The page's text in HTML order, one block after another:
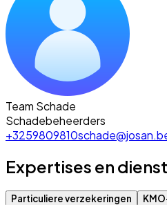
Team Schade
Schadebeheerders
+3259809810
Expertises en
Particuliere verzekeringen